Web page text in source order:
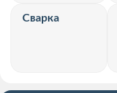
Сварка